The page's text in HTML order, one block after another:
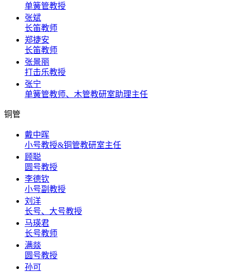
单簧管教授
张斌
长笛教师
郑捷安
长笛教师
张景丽
打击乐教授
张宁
单簧管教师、木管教研室助理主任
铜管
戴中晖
小号教授&铜管教研室主任
顾聪
圆号教授
李德钦
小号副教授
刘洋
长号、大号教授
马瑛君
长号教师
满燚
圆号教授
孙可